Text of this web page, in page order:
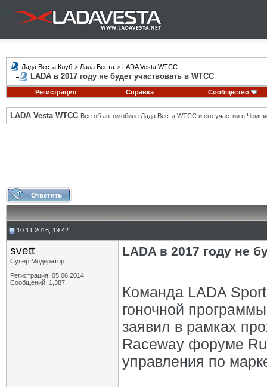
Лада Веста Клуб > Лада Веста > LADA Vesta WTCC
LADA в 2017 году не будет участвовать в WTCC
Регистрация Справка Сообщество
LADA Vesta WTCC Все об автомобиле Лада Веста WTCC и его участии в
10.11.2016, 19:42
svett
Супер Модератор
Регистрация: 05.06.2014
Сообщений: 1,387
LADA в 2017 году не
Команда LADA
гоночной
заявил в рамках
Raceway форуме
управления по